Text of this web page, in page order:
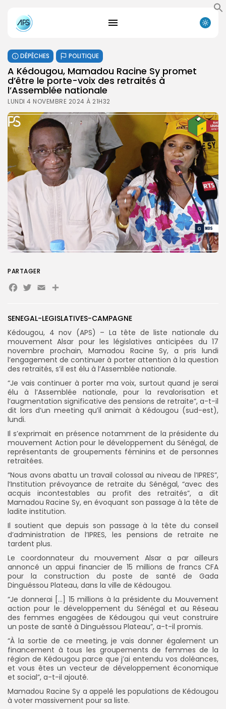
Search
Search
Button
DÉPÊCHES POLITIQUE
A Kédougou, Mamadou Racine Sy promet
d’être le porte-voix des retraités à
l’Assemblée nationale
LUNDI 4 NOVEMBRE 2024 À 21H32
SENEGAL-LEGISLATIVES-CAMPAGNE
Kédougou, 4 nov (APS) – La tête de liste nationale du
mouvement Alsar pour les législatives anticipées du 17
novembre prochain, Mamadou Racine Sy, a pris lundi
l’engagement de continuer à porter attention à la question
des retraités, s’il est élu à l’Assemblée nationale.
“Je vais continuer à porter ma voix, surtout quand je serai
élu à l’Assemblée nationale, pour la revalorisation et
l’augmentation significative des pensions de retraite”, a-t-il
dit lors d’un meeting qu’il animait à Kédougou (sud-est),
lundi.
Il s’exprimait en présence notamment de la présidente du
mouvement Action pour le développement du Sénégal, de
représentants de groupements féminins et de personnes
retraitées.
“Nous avons abattu un travail colossal au niveau de l’IPRES”,
l’Institution prévoyance de retraite du Sénégal, “avec des
acquis incontestables au profit des retraités”, a dit
Mamadou Racine Sy, en évoquant son passage à la tête de
ladite institution.
Il soutient que depuis son passage à la tête du conseil
d’administration de l’IPRES, les pensions de retraite ne
tardent plus.
Le coordonnateur du mouvement Alsar a par ailleurs
annoncé un appui financier de 15 millions de francs CFA
pour la construction du poste de santé de Gada
Dinguéssou Plateau, dans la ville de Kédougou.
“Je donnerai […] 15 millions à la présidente du Mouvement
action pour le développement du Sénégal et au Réseau
des femmes engagées de Kédougou qui veut construire
un poste de santé à Dinguéssou Plateau”, a-t-il promis.
“À la sortie de ce meeting, je vais donner également un
financement à tous les groupements de femmes de la
région de Kédougou parce que j’ai entendu vos doléances,
et vous êtes un vecteur de développement économique
et social”, a-t-il ajouté.
Mamadou Racine Sy a appelé les populations de Kédougou
à voter massivement pour sa liste.
PARTAGER
Facebook
Twitter
EmailPartager